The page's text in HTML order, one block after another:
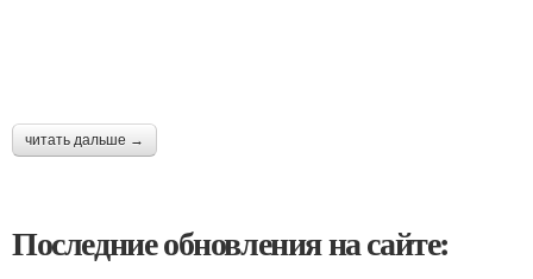
читать дальше →
Последние обновления на сайте: